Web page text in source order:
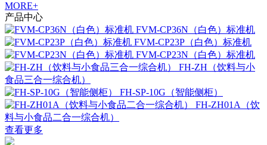
MORE+
产品中心
FVM-CP36N（白色）标准机
FVM-CP23P（白色）标准机
FVM-CP23N（白色）标准机
FH-ZH（饮料与小
食品三合一综合机）
FH-SP-10G（智能侧柜）
FH-ZH01A（饮
料与小食品二合一综合机）
查看更多